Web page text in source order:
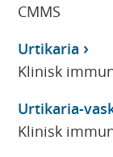
CMMS
Urtikaria
Klinisk
Urtikaria-
Klinisk